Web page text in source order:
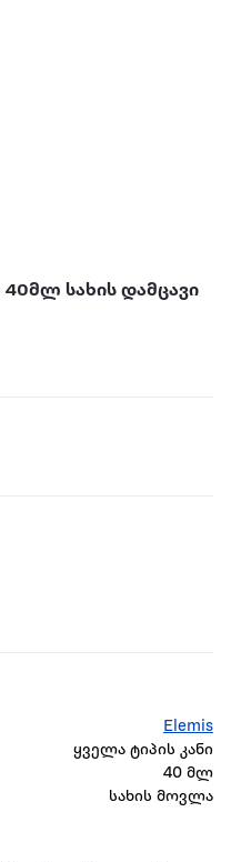
40მლ სახის დამცავი
Elemis
ყველა ტიპის კანი
40 მლ
სახის მოვლა